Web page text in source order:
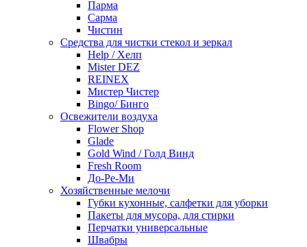
Парма
Сарма
Чистин
Средства для чистки стекол и зеркал
Help / Хелп
Mister DEZ
REINEX
Мистер Чистер
Bingo/ Бинго
Освежители воздуха
Flower Shop
Glade
Gold Wind / Голд Винд
Fresh Room
До-Ре-Ми
Хозяйственные мелочи
Губки кухонные, салфетки для уборки
Пакеты для мусора, для стирки
Перчатки универсальные
Швабры